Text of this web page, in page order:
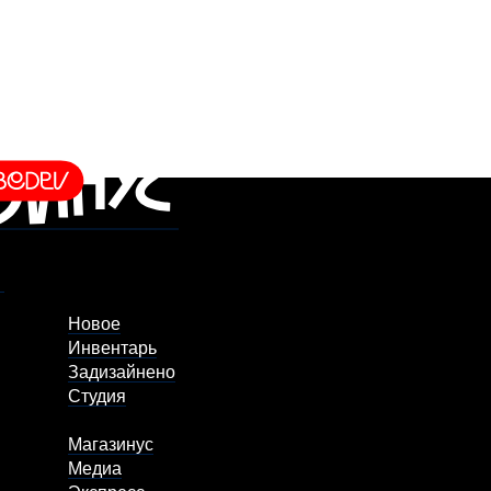
Новое
Инвентарь
Задизайнено
Студия
Магазинус
Медиа